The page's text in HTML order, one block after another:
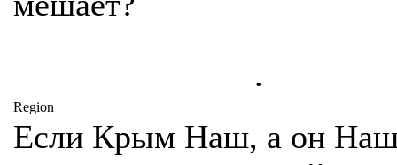
.
Region
Если Крым Наш, а он